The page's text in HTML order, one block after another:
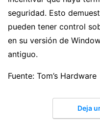
seguridad. Esto
pueden tener control
en su versión de
antiguo.
Fuente: Tom’s Hardware
Deja